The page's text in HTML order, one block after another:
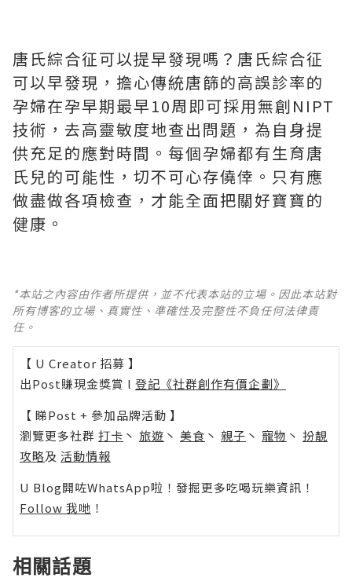
唐氏綜合征可以提早發現嗎？唐氏綜合征
可以早發現，擔心傳統唐篩的高誤診率的
孕婦在孕早期最早10周即可採用無創NIPT
技術，去高靈敏度地查出問題，為自身提
供充足的應對時間。每個孕婦都有生育唐
氏兒的可能性，切不可心存僥倖。只有應
做盡做各項檢查，才能全面把關好寶寶的
健康。
*本站之內容由作者所提供，並不代表本站的立場。因此本站對
所有博客的立場、真實性、準確性及完整性不負任何法律責
任。
【 U Creator 招募 】
出Post賺現金獎賞 l 登記《社群創作有價企劃》
【 睇Post + 參加品牌活動 】
瀏覽更多社群 打卡 丶 旅遊 丶 美食 丶 親子 丶 寵物 丶 扮靚
攻略及 活動情報
U Blog開咗WhatsApp啦！發掘更多吃喝玩樂資訊！
Follow 我哋 ！
相關話題